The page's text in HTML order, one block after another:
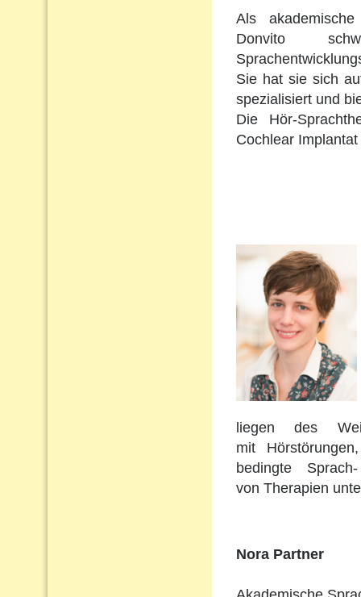
Als
Donvito
Sie hat sie sich
spezialisiert und
Die Hör-
Cochlear
liegen des
mit
bedingte
von Therapien
Nora Partner